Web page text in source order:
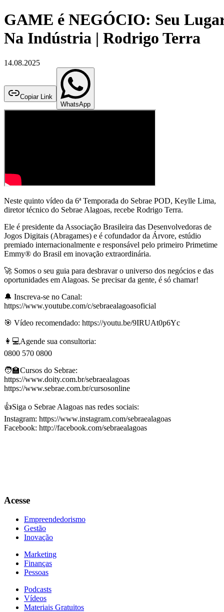
GAME é NEGÓCIO: Seu
Na Indústria | Rodrigo Terra
14.08.2025
Copiar Link
WhatsApp
Neste quinto vídeo da 6ª Temporada do Sebrae POD, Keylle Lima,
diretor técnico do Sebrae Alagoas, recebe Rodrigo Terra.
Ele é presidente da Associação Brasileira das Desenvolvedoras de
Jogos Digitais (Abragames) e é cofundador da Árvore, estúdio
premiado internacionalmente e responsável pelo primeiro Primetime
Emmy® do Brasil em inovação extraordinária.
🚀 Somos o seu guia para desbravar o universo dos negócios e das
oportunidades em Alagoas. Se precisar da gente, é só chamar!
🔔 Inscreva-se no Canal:
https://www.youtube.com/c/sebraealagoasoficial
🎯 Vídeo recomendado: https://youtu.be/9IRUAt0p6Yc
👩💻Agende sua consultoria:
0800 570 0800
🧑‍🏫Cursos do Sebrae:
https://www.doity.com.br/sebraealagoas
https://www.sebrae.com.br/cursosonline
👍Siga o Sebrae Alagoas nas redes sociais:
Instagram: https://www.instagram.com/sebraealagoas
Facebook: http://facebook.com/sebraealagoas
Acesse
Empreendedorismo
Gestão
Inovação
Marketing
Finanças
Pessoas
Podcasts
Vídeos
Materiais Gratuitos